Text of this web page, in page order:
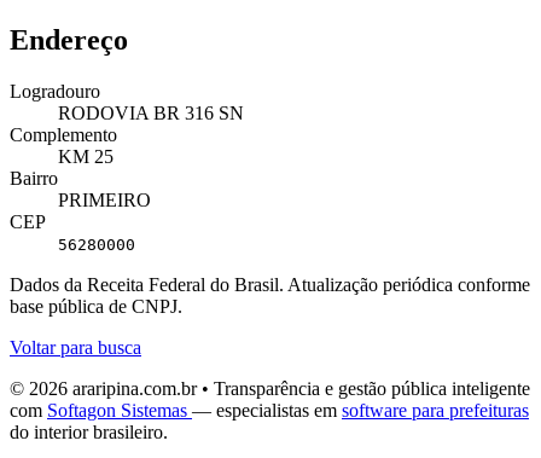
Endereço
Logradouro
RODOVIA BR 316 SN
Complemento
KM 25
Bairro
PRIMEIRO
CEP
56280000
Dados da Receita Federal do Brasil. Atualização periódica conforme
base pública de CNPJ.
Voltar para busca
© 2026 araripina.com.br • Transparência e gestão pública inteligente
com Softagon Sistemas — especialistas em software para prefeituras
do interior brasileiro.